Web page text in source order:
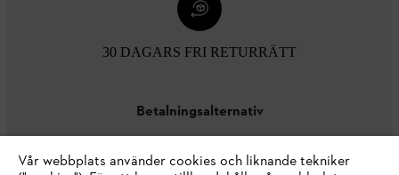
30 DAGARS FRI RETURRÄTT
Betalningsalternativ
Vår webbplats använder cookies och liknande tekniker